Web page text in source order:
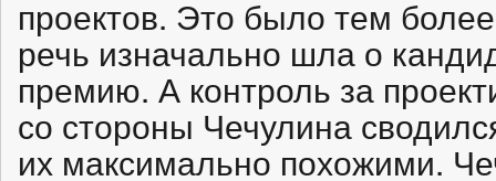
проектов. Это было тем
речь изначально шла о
премию. А контроль за
со стороны Чечулина
их максимально похожими.